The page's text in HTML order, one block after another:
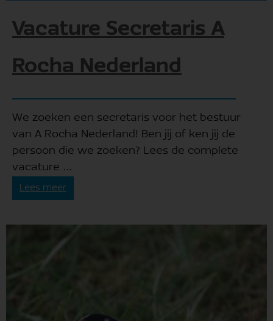
Vacature Secretaris A
Rocha Nederland
We zoeken een secretaris voor het bestuur
van A Rocha Nederland! Ben jij of ken jij de
persoon die we zoeken? Lees de complete
vacature ...
Lees meer